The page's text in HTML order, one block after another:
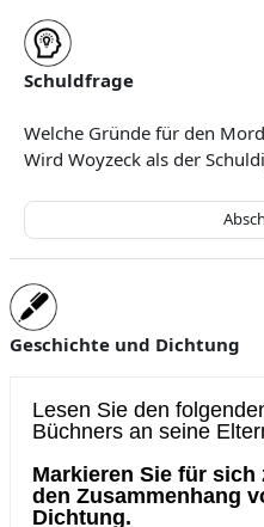
Schuldfrage
Welche Gründe für den
Wird Woyzeck als der
Geschichte und Dichtung